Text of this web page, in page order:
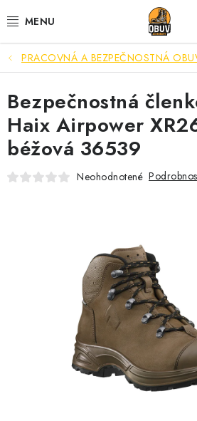
na
PRACOVNÁ A BEZPEČNOSTNÁ
VOĽNOČASOVÁ OBUV
VÝPREDAJ
VLOŽKY
BEZPEČNOSTNÉ NORMY A SYMBOLY
PRACOVNÁ A BEZPEČNOSTNÁ
Bezpečnostná
Haix Airpower
béžová 36539
Neohodnotené